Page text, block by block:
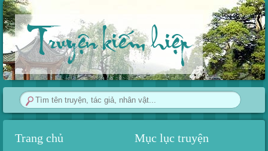
Truyện kiếm hiệp
Trang chủ Mục lục truyện